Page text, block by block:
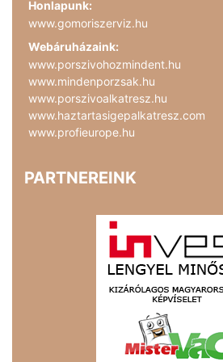
Honlapunk:
www.gomoriszerviz.hu
Webáruházaink:
www.porszivohozmindent.hu
www.mindenporzsak.hu
www.porszivoalkatresz.hu
www.haztartasigepalkatresz.com
www.profieurope.hu
PARTNEREINK